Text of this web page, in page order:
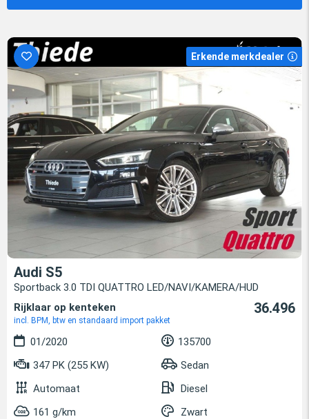
Erkende merkdealer
Audi S5
Sportback 3.0 TDI QUATTRO LED/NAVI/KAMERA/HUD
Rijklaar op kenteken
incl. BPM, btw en standaard import pakket
36.496
01/2020
135700
347 PK (255 KW)
Sedan
Automaat
Diesel
161 g/km
Zwart